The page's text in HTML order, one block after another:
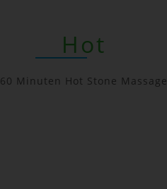
Hot
60 Minuten Hot Stone Massage